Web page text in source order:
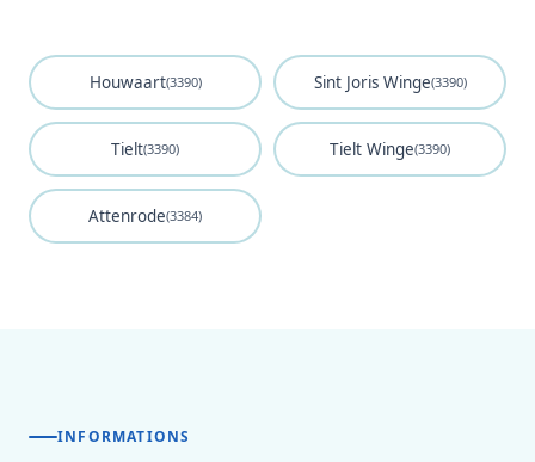
Houwaart(3390) Sint Joris Winge(3390)
Tielt(3390) Tielt Winge(3390)
Attenrode(3384)
INFORMATIONS